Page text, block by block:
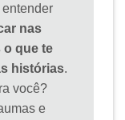
nas
que te
histórias.
você?
e